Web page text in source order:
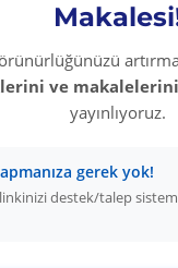
ve
yayınlıyoruz.
gerek yok!
destek/talep
Diğer Kategori